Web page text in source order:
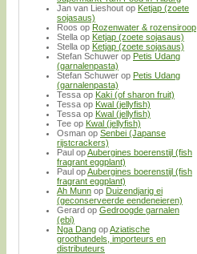
Jan van Lieshout op Ketjap (zoete
sojasaus)
Roos op Rozenwater & rozensiroop
Stella op Ketjap (zoete sojasaus)
Stella op Ketjap (zoete sojasaus)
Stefan Schuwer op Petis Udang
(garnalenpasta)
Stefan Schuwer op Petis Udang
(garnalenpasta)
Tessa op Kaki (of sharon fruit)
Tessa op Kwal (jellyfish)
Tessa op Kwal (jellyfish)
Tee op Kwal (jellyfish)
Osman op Senbei (Japanse
rijstcrackers)
Paul opAubergines boerenstijl (fish
fragrant eggplant)
Paul opAubergines boerenstijl (fish
fragrant eggplant)
Ah Munn op Duizendjarig ei
(geconserveerde eendeneieren)
Gerard op Gedroogde garnalen
(ebi)
Nga Dang opAziatische
groothandels, importeurs en
distributeurs